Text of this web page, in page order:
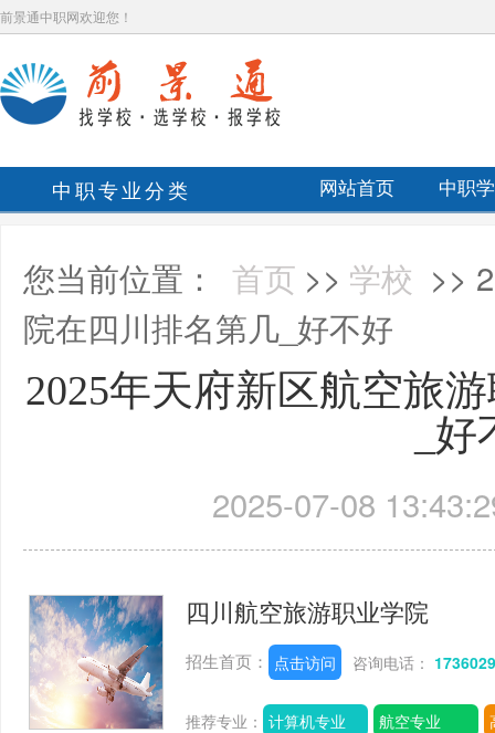
前景通中职网欢迎您！
中职专业分类 网站首页 中职
您当前位置： 首页 >> 学校 >>
院在四川排名第几_好不好
2025年天府新区航空旅
_
2025-07-08
四川航空旅游职业学院
招生首页： 点击访问 咨询电话：
推荐专业： 计算机专业 航空专业